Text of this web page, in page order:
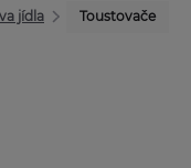
jídla Toustovače